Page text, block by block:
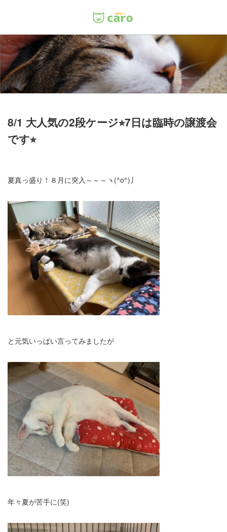
8/1 大人気の2段ケージ⭐︎7日は臨時の譲渡会
です⭐︎
夏真っ盛り！８月に突入～～～ヽ(^o^)丿
と元気いっぱい言ってみましたが
年々夏が苦手に(笑)
Menu
ホーム
料金
里親について
店舗情報